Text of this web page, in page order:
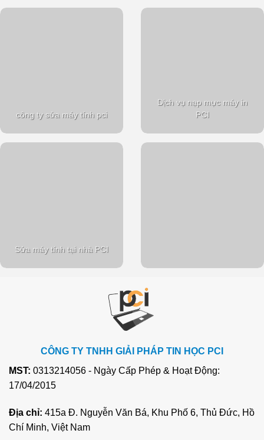
công ty sửa máy tính pci
Dịch vụ nạp mực máy in
PCI
Sửa máy tính tại nhà PCI
CÔNG TY TNHH GIẢI PHÁP TIN HỌC PCI
MST: 0313214056 - Ngày Cấp Phép & Hoạt Động:
17/04/2015
Địa chỉ: 415a Đ. Nguyễn Văn Bá, Khu Phố 6, Thủ Đức, Hồ
Chí Minh, Việt Nam